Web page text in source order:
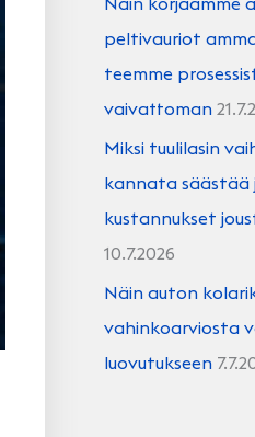
peltivauriot
teemme
vaivattoman
Miksi tuulilasin
kannata säästää
kustannukset
10.7.2026
Näin auton
vahinkoarviosta
luovutukseen